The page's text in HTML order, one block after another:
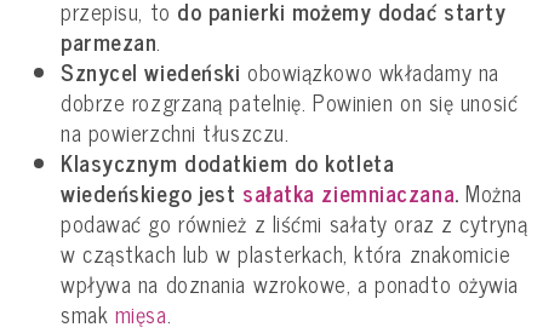
przepisu, to do panierki możemy dodać starty
parmezan.
Sznycel wiedeński obowiązkowo wkładamy na
dobrze rozgrzaną patelnię. Powinien on się unosić
na powierzchni tłuszczu.
Klasycznym dodatkiem do kotleta
wiedeńskiego jest sałatka ziemniaczana. Można
podawać go również z liśćmi sałaty oraz z cytryną
w cząstkach lub w plasterkach, która znakomicie
wpływa na doznania wzrokowe, a ponadto ożywia
smak mięsa.